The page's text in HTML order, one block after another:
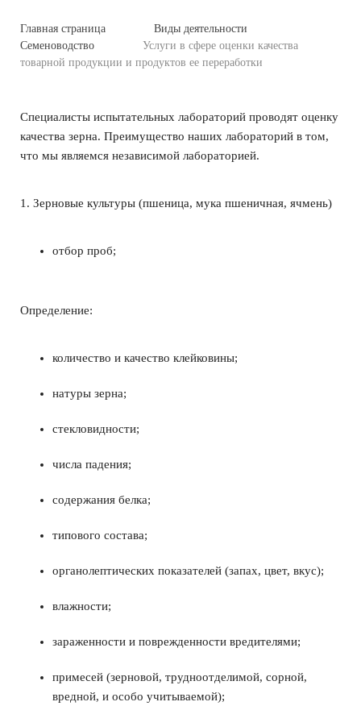
Главная страница
Виды деятельности
Семеноводство
Услуги в сфере оценки качества
товарной продукции и продуктов ее переработки
Специалисты испытательных лабораторий проводят оценку
качества зерна. Преимущество наших лабораторий в том,
что мы являемся независимой лабораторией.
1. Зерновые культуры (пшеница, мука пшеничная, ячмень)
отбор проб;
Определение:
количество и качество клейковины;
натуры зерна;
стекловидности;
числа падения;
содержания белка;
типового состава;
органолептических показателей (запах, цвет, вкус);
влажности;
зараженности и поврежденности вредителями;
примесей (зерновой, трудноотделимой, сорной,
вредной, и особо учитываемой);